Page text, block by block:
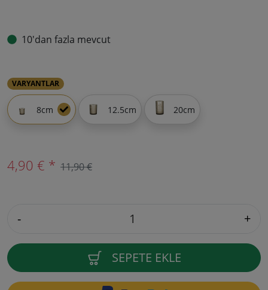
10'dan fazla mevcut
VARYANTLAR
8cm 12.5cm 20cm
4,90 € * 11,90 €
- +
SEPETE EKLE